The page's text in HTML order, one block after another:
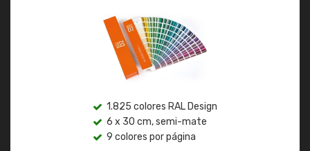
1.825 colores RAL Design
6 x 30 cm, semi-mate
9 colores por página